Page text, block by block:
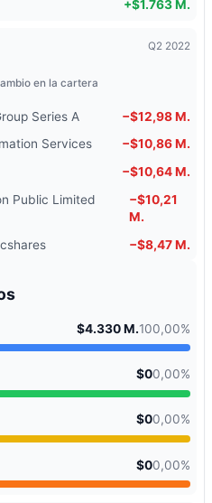
+$1.763 M.
Q2 2022
en la cartera
Series A
−$12,98 M.
Services
−$10,86 M.
−$10,64 M.
Public Limited
−$10,21
M.
−$8,47 M.
$4.330 M.100,00%
$00,00%
$00,00%
$00,00%